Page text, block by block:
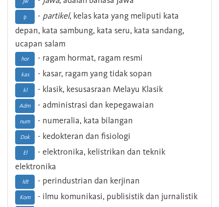
p - partikel, kelas kata yang meliputi kata
depan, kata sambung, kata seru, kata sandang,
ucapan salam
hor - ragam hormat, ragam resmi
kas - kasar, ragam yang tidak sopan
kl - klasik, kesusasraan Melayu Klasik
Adm - administrasi dan kepegawaian
num - numeralia, kata bilangan
Dok - kedokteran dan fisiologi
El
- elektronika, kelistrikan dan teknik
elektronika
Idt - perindustrian dan kerjinan
Kom
- ilmu komunikasi, publisistik dan jurnalistik